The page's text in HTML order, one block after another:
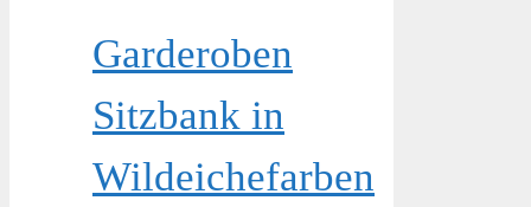
Garderoben
Sitzbank in
Wildeichefarben